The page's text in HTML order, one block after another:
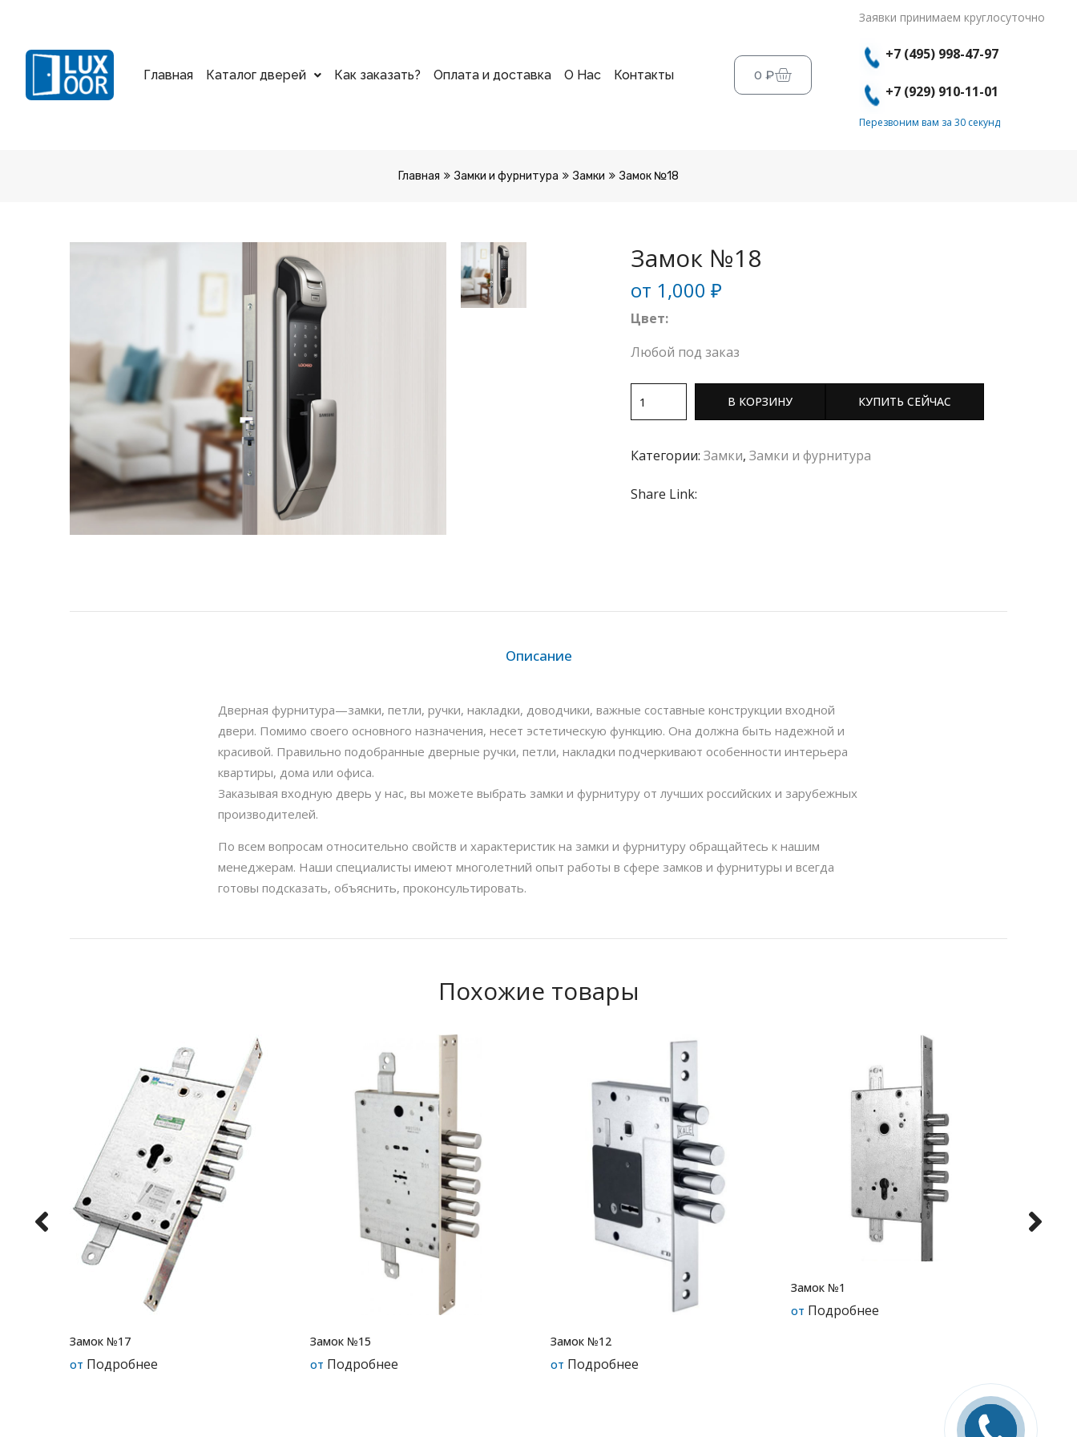
Главная Каталог дверей Как заказать? Оплата и доставка О Нас Контакты 0 ₽
Заявки принимаем круглосуточно
+7 (495) 998-47-97
+7 (929) 910-11-01
Перезвоним вам за 30 секунд
Главная Замки и фурнитура Замки Замок №18
Замок №18
от 1,000 ₽
Цвет:
Любой под заказ
В КОРЗИНУ КУПИТЬ СЕЙЧАС
Категории: Замки, Замки и фурнитура
Share Link:
Описание
Дверная фурнитура—замки, петли, ручки, накладки, доводчики, важные составные конструкции входной
двери. Помимо своего основного назначения, несет эстетическую функцию. Она должна быть надежной и
красивой. Правильно подобранные дверные ручки, петли, накладки подчеркивают особенности интерьера
квартиры, дома или офиса.
Заказывая входную дверь у нас, вы можете выбрать замки и фурнитуру от лучших российских и зарубежных
производителей.
По всем вопросам относительно свойств и характеристик на замки и фурнитуру обращайтесь к нашим
менеджерам. Наши специалисты имеют многолетний опыт работы в сфере замков и фурнитуры и всегда
готовы подсказать, объяснить, проконсультировать.
Похожие товары
Замок №17
от Подробнее
Замок №15
от Подробнее
Замок №12
от Подробнее
Замок №1
от Подробнее
Заказать